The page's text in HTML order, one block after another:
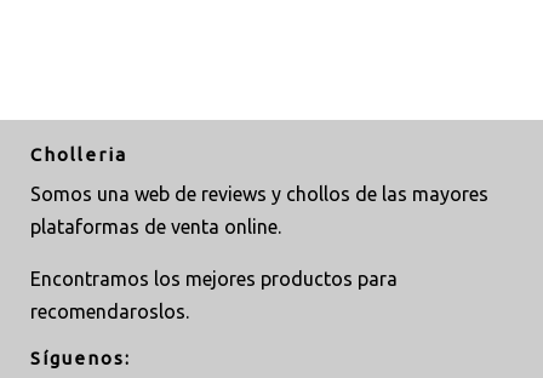
Cholleria
Somos una web de reviews y chollos de las mayores
plataformas de venta online.
Encontramos los mejores productos para
recomendaroslos.
Síguenos: